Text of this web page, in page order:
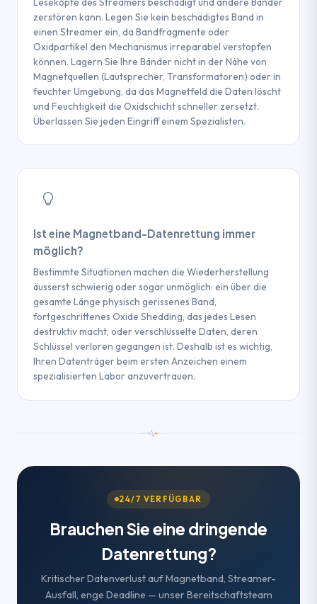
Geben Sie vor jeder Wiederherstellung das
Format des Bandes (LTO-4, LTO-6, DDS-4
usw.) und die ursprünglich verwendete
Sicherungssoftware (Veritas, Arcserve,
Bacula usw.) an. Diese Informationen
können die Erfolgsrate bei der
Wiederherstellung exakter Dateien deutlich
erhöhen und die Interventionszeiten
Wiederherstellung lässt.
Um einen genauen Kostenvoranschlag zu
erhalten, bereiten Sie die folgenden
Informationen vor, bevor Sie sich an den
Dienstleister wenden: Typ und Generation
des Bandes (auf dem Etikett angegeben),
die beim Schreiben verwendete
Sicherungssoftware, das ungefähre Datum
Softwarefehler, physischer Schaden). Diese
Kontakt.
zerstören kann. Legen Sie kein beschädigtes Band in
einen Streamer ein, da Bandfragmente oder
Oxidpartikel den Mechanismus irreparabel verstopfen
können. Lagern Sie Ihre Bänder nicht in der Nähe von
Magnetquellen (Lautsprecher, Transformatoren) oder in
feuchter Umgebung, da das Magnetfeld die Daten löscht
und Feuchtigkeit die Oxidschicht schneller zersetzt.
Überlassen Sie jeden Eingriff einem Spezialisten.
Ist eine Magnetband-Datenrettung immer
möglich?
Bestimmte Situationen machen die Wiederherstellung
äusserst schwierig oder sogar unmöglich: ein über die
gesamte Länge physisch gerissenes Band,
fortgeschrittenes Oxide Shedding, das jedes Lesen
destruktiv macht, oder verschlüsselte Daten, deren
Schlüssel verloren gegangen ist. Deshalb ist es wichtig,
Ihren Datenträger beim ersten Anzeichen einem
spezialisierten Labor anzuvertrauen.
24/7 VERFÜGBAR
Brauchen Sie eine dringende
Datenrettung?
Kritischer Datenverlust auf Magnetband, Streamer-
Ausfall, enge Deadline — unser Bereitschaftsteam